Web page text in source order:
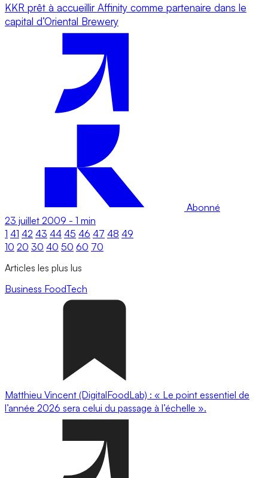
KKR prêt à accueillir Affinity comme partenaire dans le
capital d’Oriental Brewery
Abonné
23 juillet 2009 - 1 min
1 41 42 43 44 45 46 47 48 49
10 20 30 40 50 60 70
Articles les plus lus
Business FoodTech
Matthieu Vincent (DigitalFoodLab) : « Le point essentiel de
l’année 2026 sera celui du passage à l’échelle ».